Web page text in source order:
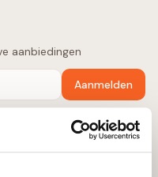
aanbiedingen
Aanmelden